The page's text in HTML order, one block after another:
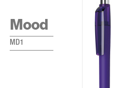
Mood
MD1